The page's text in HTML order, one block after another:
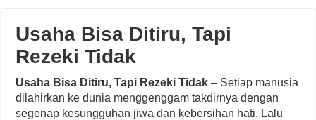
Usaha Bisa Ditiru, Tapi
Rezeki Tidak
Usaha Bisa Ditiru, Tapi Rezeki Tidak – Setiap manusia
dilahirkan ke dunia menggenggam takdirnya dengan
segenap kesungguhan jiwa dan kebersihan hati. Lalu